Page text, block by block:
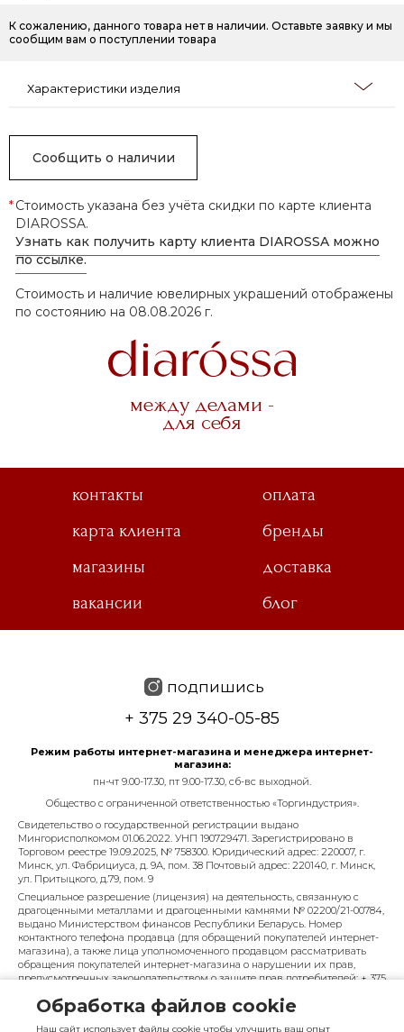
К сожалению, данного товара нет в наличии. Оставьте заявку и мы
сообщим вам о поступлении товара
Характеристики изделия
Сообщить о наличии
*Стоимость указана без учёта скидки по карте клиента
DIAROSSA.
Узнать как получить карту клиента DIAROSSA можно
по ссылке.
Стоимость и наличие ювелирных украшений отображены
по состоянию на 08.08.2026 г.
между делами -
для себя
контакты
оплата
карта клиента
бренды
магазины
доставка
вакансии
блог
подпишись
+ 375 29 340-05-85
Режим работы интернет-магазина и менеджера интернет-
магазина:
пн-чт 9.00-17.30, пт 9.00-17.30, сб-вс выходной.
Общество с ограниченной ответственностью «Торгиндустрия».
Свидетельство о государственной регистрации выдано
Мингорисполкомом 01.06.2022. УНП 190729471. Зарегистрировано в
Торговом реестре 19.09.2025, № 758300. Юридический адрес: 220007, г.
Минск, ул. Фабрициуса, д. 9А, пом. 38 Почтовый адрес: 220140, г. Минск,
ул. Притыцкого, д.79, пом. 9
Специальное разрешение (лицензия) на деятельность, связанную с
драгоценными металлами и драгоценными камнями № 02200/21-00784,
выдано Министерством финансов Республики Беларусь. Номер
контактного телефона продавца (для обращений покупателей интернет-
магазина), а также лица уполномоченного продавцом рассматривать
обращения покупателей интернет-магазина о нарушении их прав,
предусмотренных законодательством о защите прав потребителей: + 375
управления по работе с обращениями граждан и юридических лиц
Минского городского исполнительного комитета, администрация
Обработка файлов cookie
Наш сайт использует файлы cookie чтобы улучшить ваш опыт